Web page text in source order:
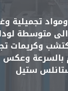
تجميلية
متوسطة
وكريمات
بالسرعة وعكس
ستيل